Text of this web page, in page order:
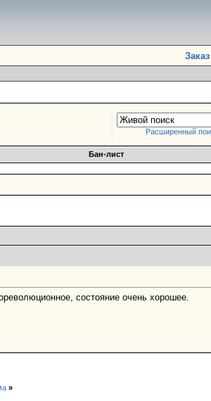
Расширенный
Бан-лист
состояние очень хорошее.
»